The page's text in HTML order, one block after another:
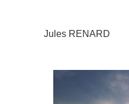
Jules RENARD